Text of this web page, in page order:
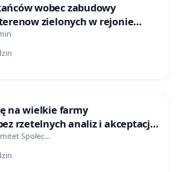
wobec zabudowy
zielonych w rejonie
w Bielsku-Białej
na wielkie farmy
rzetelnych analiz i akceptacji
Społec…